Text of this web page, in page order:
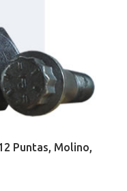
Puntas, Molino,